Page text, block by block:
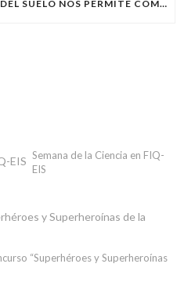
CONOCER LA QUÍMICA DEL SUELO NOS PERMITE COMPRENDER E INTERPRETAR NUESTRO ENTORNO
Semana de la Ciencia en FIQ-
EIS
“Superhéroes y Superheroínas